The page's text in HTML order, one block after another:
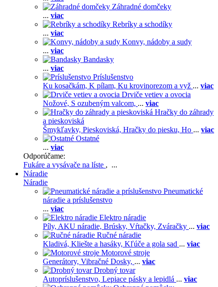
Záhradné domčeky
... viac
Rebríky a schodíky
... viac
Konvy, nádoby a sudy
... viac
Bandasky
... viac
Príslušenstvo
Ku kosačkám, K pílam, Ku krovinorezom a vyž ... viac
Drviče vetiev a ovocia
Nožové, S ozubeným valcom, ... viac
Hračky do záhrady
a pieskoviská
Šmykľavky, Pieskoviská, Hračky do piesku, Ho ... viac
Ostatné
... viac
Odporúčame:
Fukáre a vysávače na líste , ...
Náradie
Náradie
Pneumatické
náradie a príslušenstvo
... viac
Elektro náradie
Píly, AKU náradie, Brúsky, Vŕtačky, Zváračky ... viac
Ručné náradie
Kladivá, Kliešte a hasáky, Kľúče a gola sad ... viac
Motorové stroje
Generátory, Vibračné Dosky, ... viac
Drobný tovar
Autopríslušenstvo, Lepiace pásky a lepidlá ... viac